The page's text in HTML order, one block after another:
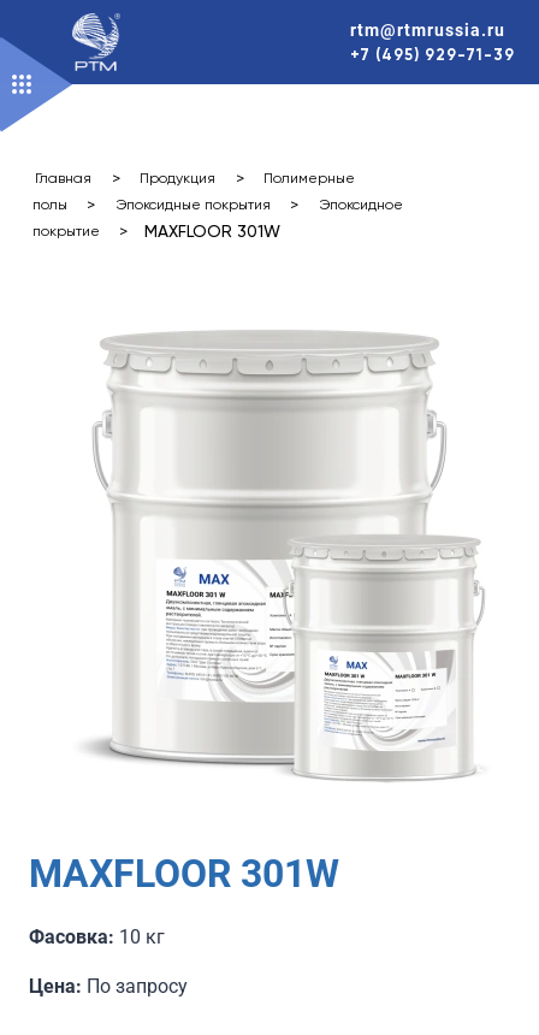
к
содержимому
rtm@rtmrussia.ru
+7 (495) 929-71-39
Главная > Продукция >
Полимерные
полы
> Эпоксидные покрытия >
Эпоксидное
покрытие
> MAXFLOOR 301W
MAXFLOOR 301W
Фасовка: 10 кг
Цена: По запросу